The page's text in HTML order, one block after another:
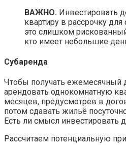
ВАЖНО. Инвестировать
квартиру в рассрочку
это слишком
кто имеет небольшие
Субаренда
Чтобы получать ежемесячный
арендовать однокомнатную
месяцев, предусмотрев в
потом сдавать жильё
Есть ли смысл инвестировать
Рассчитаем потенциальную